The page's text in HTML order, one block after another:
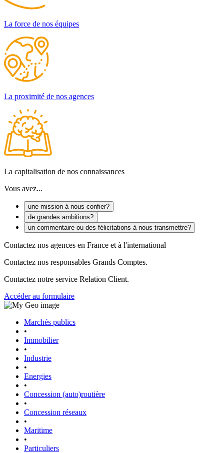
La force de nos équipes
La proximité de nos agences
La capitalisation de nos connaissances
Vous avez...
une mission à nous confier?
de grandes ambitions?
un commentaire ou des félicitations à nous transmettre?
Contactez nos agences en France et à l'international
Contactez nos responsables Grands Comptes.
Contactez notre service Relation Client.
Accéder au formulaire
Marchés publics
•
Immobilier
•
Industrie
•
Energies
•
Concession (auto)routière
•
Concession réseaux
•
Maritime
•
Particuliers